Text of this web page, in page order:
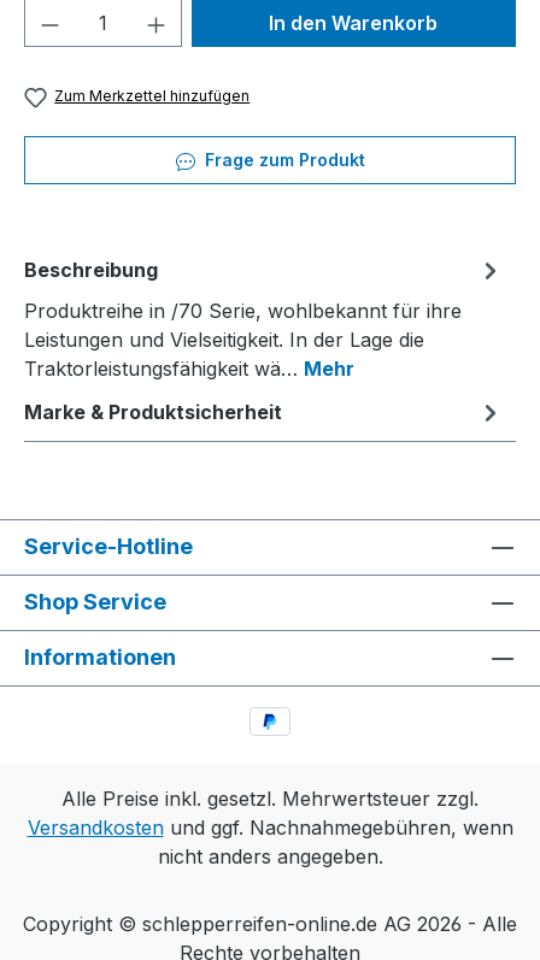
Produkt Anzahl: Gib denIn den Warenkorb
Zum Merkzettel hinzufügen
Frage zum Produkt
Beschreibung
Produktreihe in /70 Serie, wohlbekannt für ihre
Leistungen und Vielseitigkeit. In der Lage die
Traktorleistungsfähigkeit wä… Mehr
Marke & Produktsicherheit
Service-Hotline
Shop Service
Informationen
Alle Preise inkl. gesetzl. Mehrwertsteuer zzgl.
Versandkostenund ggf. Nachnahmegebühren, wenn
nicht anders angegeben.
Copyright © schlepperreifen-online.de AG 2026 - Alle
Rechte vorbehalten